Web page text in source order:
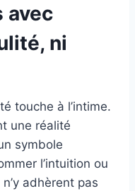
avec
ni
touche à l’intime.
une réalité
symbole
l’intuition ou
n’y adhèrent pas